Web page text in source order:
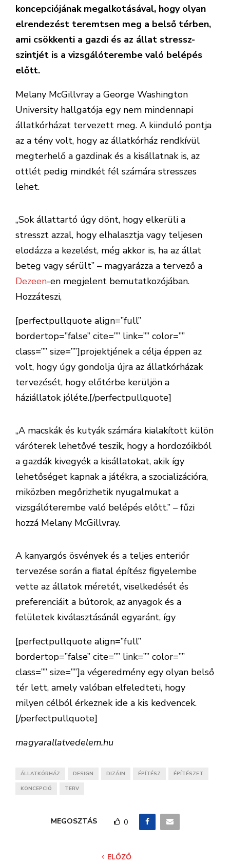
koncepciójának megalkotásával, hogy olyan
elrendezést teremtsen meg a belső térben,
ami csökkenti a gazdi és az állat stressz-
szintjét is a vizsgálóterembe való belépés
előtt.
Melany McGillvray a George Washington
University hallgatója egy nem mindennapi
állatkórházat tervezett meg. A kiinduló pontja
az a tény volt, hogy az állatkórház rendkívül
megterhelő a gazdinak és a kisállatnak is, az
ottlét pedig mindkét fél számára stresszes
lehet.
„Sok állattartó úgy dönt, hogy elkerüli a
stresszt azzal, hogy elhalasztja vagy teljesen
elodázza a kezelést, még akkor is, ha az állat
beteg vagy sérült” – magyarázza a tervező a
Dezeen-en megjelent bemutatkozójában.
Hozzáteszi,
[perfectpullquote align=”full”
bordertop=”false” cite=”” link=”” color=””
class=”” size=””]projektjének a célja éppen az
volt, hogy úgy gondolja újra az állatkórházak
tervezését, hogy előtérbe kerüljön a
háziállatok jóléte.[/perfectpullquote]
„A macskák és kutyák számára kialakított külön
váróterek lehetővé teszik, hogy a hordozóikból
a gazdák kivegyék a kisállatokat, akik így
lehetőséget kapnak a játékra, a szocializációra,
miközben megőrizhetik nyugalmukat a
vizsgálóterembe való belépés előtt.” – fűzi
hozzá Melany McGillvray.
A kanyargós ösvények és a teljes enteriőr
tervezése során a fiatal építész figyelembe
vette az állatok méretét, viselkedését és
preferenciáit a bútorok, az anyagok és a
felületek kiválasztásánál egyaránt, így
[perfectpullquote align=”full”
bordertop=”false” cite=”” link=”” color=””
class=”” size=””]a végeredmény egy olyan belső
tér lett, amely valóban elfeledteti, hogy
milyen célból érkeznek ide a kis kedvencek.
[/perfectpullquote]
magyarallatvedelem.hu
ÁLLATKÓRHÁZ DESIGN DIZÁJN ÉPÍTÉSZ ÉPÍTÉSZET
KONCEPCIÓ TERV
MEGOSZTÁS 0
ELŐZŐ